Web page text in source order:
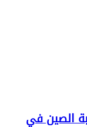
الصين في